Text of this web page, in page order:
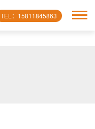
TEL：15811845863